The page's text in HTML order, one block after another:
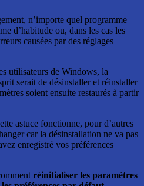
n’importe quel programme
d’habitude ou, dans les cas les
causées par des réglages
utilisateurs de Windows, la
serait de désinstaller et réinstaller
soient ensuite restaurés à partir
astuce fonctionne, pour d’autres
car la désinstallation ne va pas
enregistré vos préférences
réinitialiser les paramètres